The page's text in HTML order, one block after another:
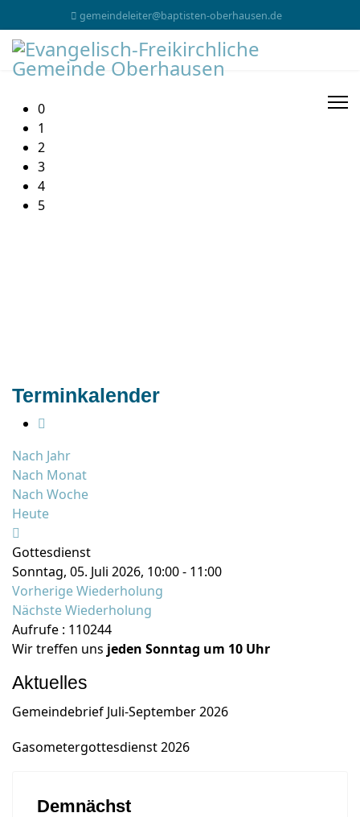
gemeindeleiter@baptisten-oberhausen.de
0
1
2
3
4
5
Terminkalender
Nach Jahr
Nach Monat
Nach Woche
Heute
Gottesdienst
Sonntag, 05. Juli 2026, 10:00 - 11:00
Vorherige Wiederholung
Nächste Wiederholung
Aufrufe : 110244
Wir treffen uns jeden Sonntag um 10 Uhr
Aktuelles
Gemeindebrief Juli-September 2026
Gasometergottesdienst 2026
Demnächst